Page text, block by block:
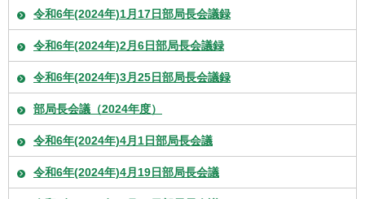
令和6年(2024年)1月17日部局長会議録
令和6年(2024年)2月6日部局長会議録
令和6年(2024年)3月25日部局長会議録
部局長会議（2024年度）
令和6年(2024年)4月1日部局長会議
令和6年(2024年)4月19日部局長会議